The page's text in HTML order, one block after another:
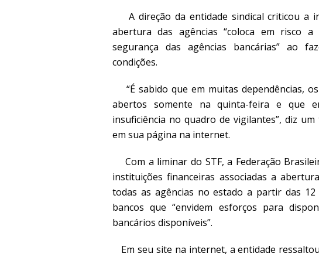
A direção da entidade sindical criticou a
abertura das agências “coloca em risco
segurança das agências bancárias” ao
condições.
“É sabido que em muitas dependências,
abertos somente na quinta-feira e que
insuficiência no quadro de vigilantes”, diz
em sua página na internet.
Com a liminar do STF, a Federação
instituições financeiras associadas a
todas as agências no estado a partir das
bancos que “envidem esforços para
bancários disponíveis”.
Em seu site na internet, a entidade